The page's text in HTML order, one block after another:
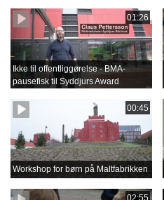
01:26
Ikke til offentliggørelse - BMA-
pausefisk til Syddjurs Award
00:45
Workshop for børn på Maltfabrikken
02:55